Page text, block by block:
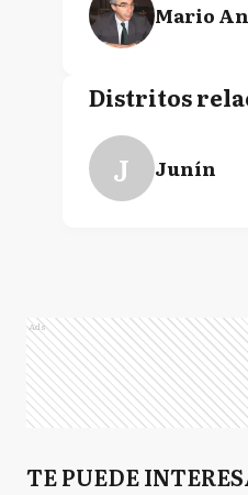
Mario
Distritos
J Junín
Ads
TE PUEDE